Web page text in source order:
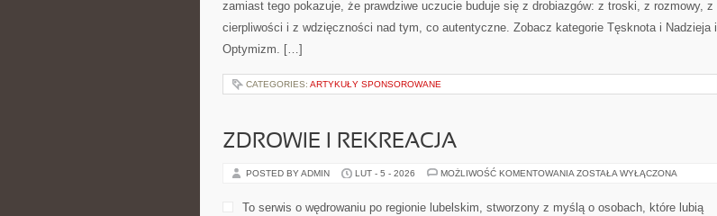
zamiast tego pokazuje, że prawdziwe uczucie buduje się z drobiazgów: z troski, z rozmowy, z
cierpliwości i z wdzięczności nad tym, co autentyczne. Zobacz kategorie Tęsknota i Nadzieja i
Optymizm. […]
CATEGORIES: ARTYKUŁY SPONSOROWANE
ZDROWIE I REKREACJA
POSTED BY ADMIN LUT - 5 - 2026 MOŻLIWOŚĆ KOMENTOWANIA ZDROWIE
ZOSTAŁA WYŁĄCZONA
To serwis o wędrowaniu po regionie lubelskim, stworzony z myślą o osobach, które lubią